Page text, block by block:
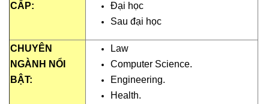
CẤP:
Đại học
Sau đại học
CHUYÊN
NGÀNH NỔI
BẬT:
Law
Computer Science.
Engineering.
Health.